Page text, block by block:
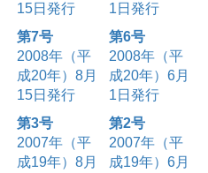
15日発行
1日発行
第7号
2008年（平
成20年）8月
15日発行
第6号
2008年（平
成20年）6月
1日発行
第3号
2007年（平
成19年）8月
第2号
2007年（平
成19年）6月